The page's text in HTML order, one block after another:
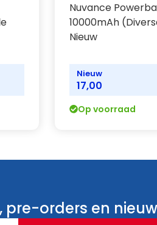
Nuvance
10000mAh
Nieuw
Nieuw
17,00
Op voorraad
orders en